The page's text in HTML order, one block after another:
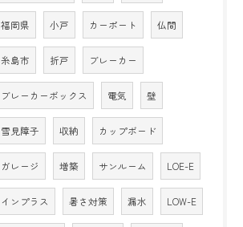
福岡県 小戸 カーポート 仏間
糸島市 折戸 ブレーカー
ブレーカーボックス 電気 壁
雪見障子 収納 カップボード
ガレージ 増築 サンルーム LOE-E
インプラス 暑さ対策 漏水 LOW-E